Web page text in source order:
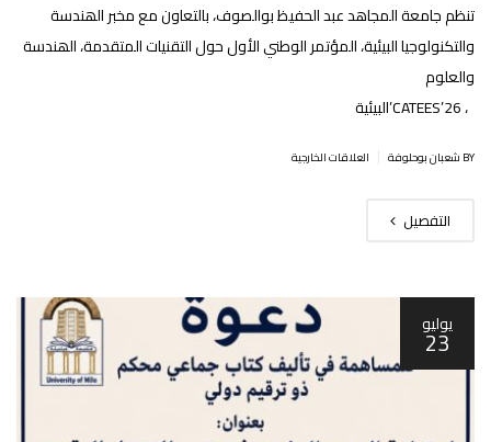
تنظم جامعة المجاهد عبد الحفيظ بوالصوف، بالتعاون مع مخبر الھندسة
والتكنولوجيا البیئیة، المؤتمر الوطني الأول حول التقنيات المتقدمة، الھندسة
والعلوم
، CATEES’26’البیئية
BY شعبان بوحلوفة العلاقات الخارجية
التفصيل
يوليو
23